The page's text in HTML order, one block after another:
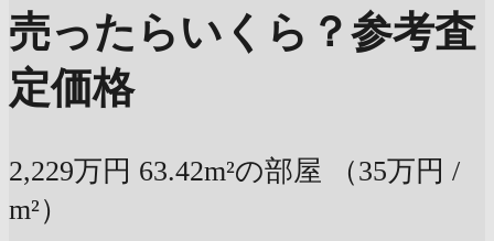
売ったらいくら？参考査
定価格
2,229万円 63.42m²の部屋
（35万円 /
m²）